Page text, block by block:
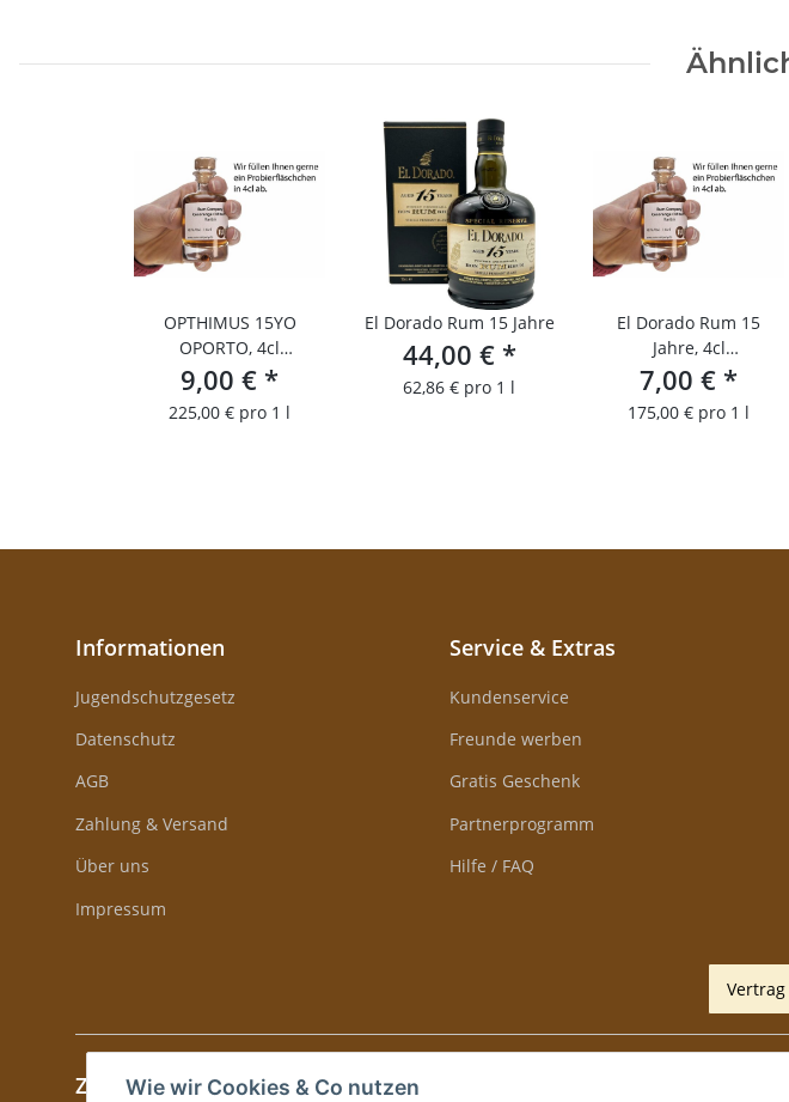
OPTHIMUS 15YO
OPORTO, 4cl
Probierfläschchen
9,00 € *
225,00 € pro 1 l
El Dorado Rum 15 Jahre
44,00 € *
62,86 € pro 1 l
El Dorado Rum 15
Jahre, 4cl
Probierfläschchen
7,00 € *
175,00 € pro 1 l
Informationen
Jugendschutzgesetz
Datenschutz
AGB
Zahlung & Versand
Über uns
Impressum
Service & Extras
Kundenservice
Freunde werben
Gratis Geschenk
Partnerprogramm
Hilfe / FAQ
Zahlung & Versand
Wie wir Cookies & Co nutzen